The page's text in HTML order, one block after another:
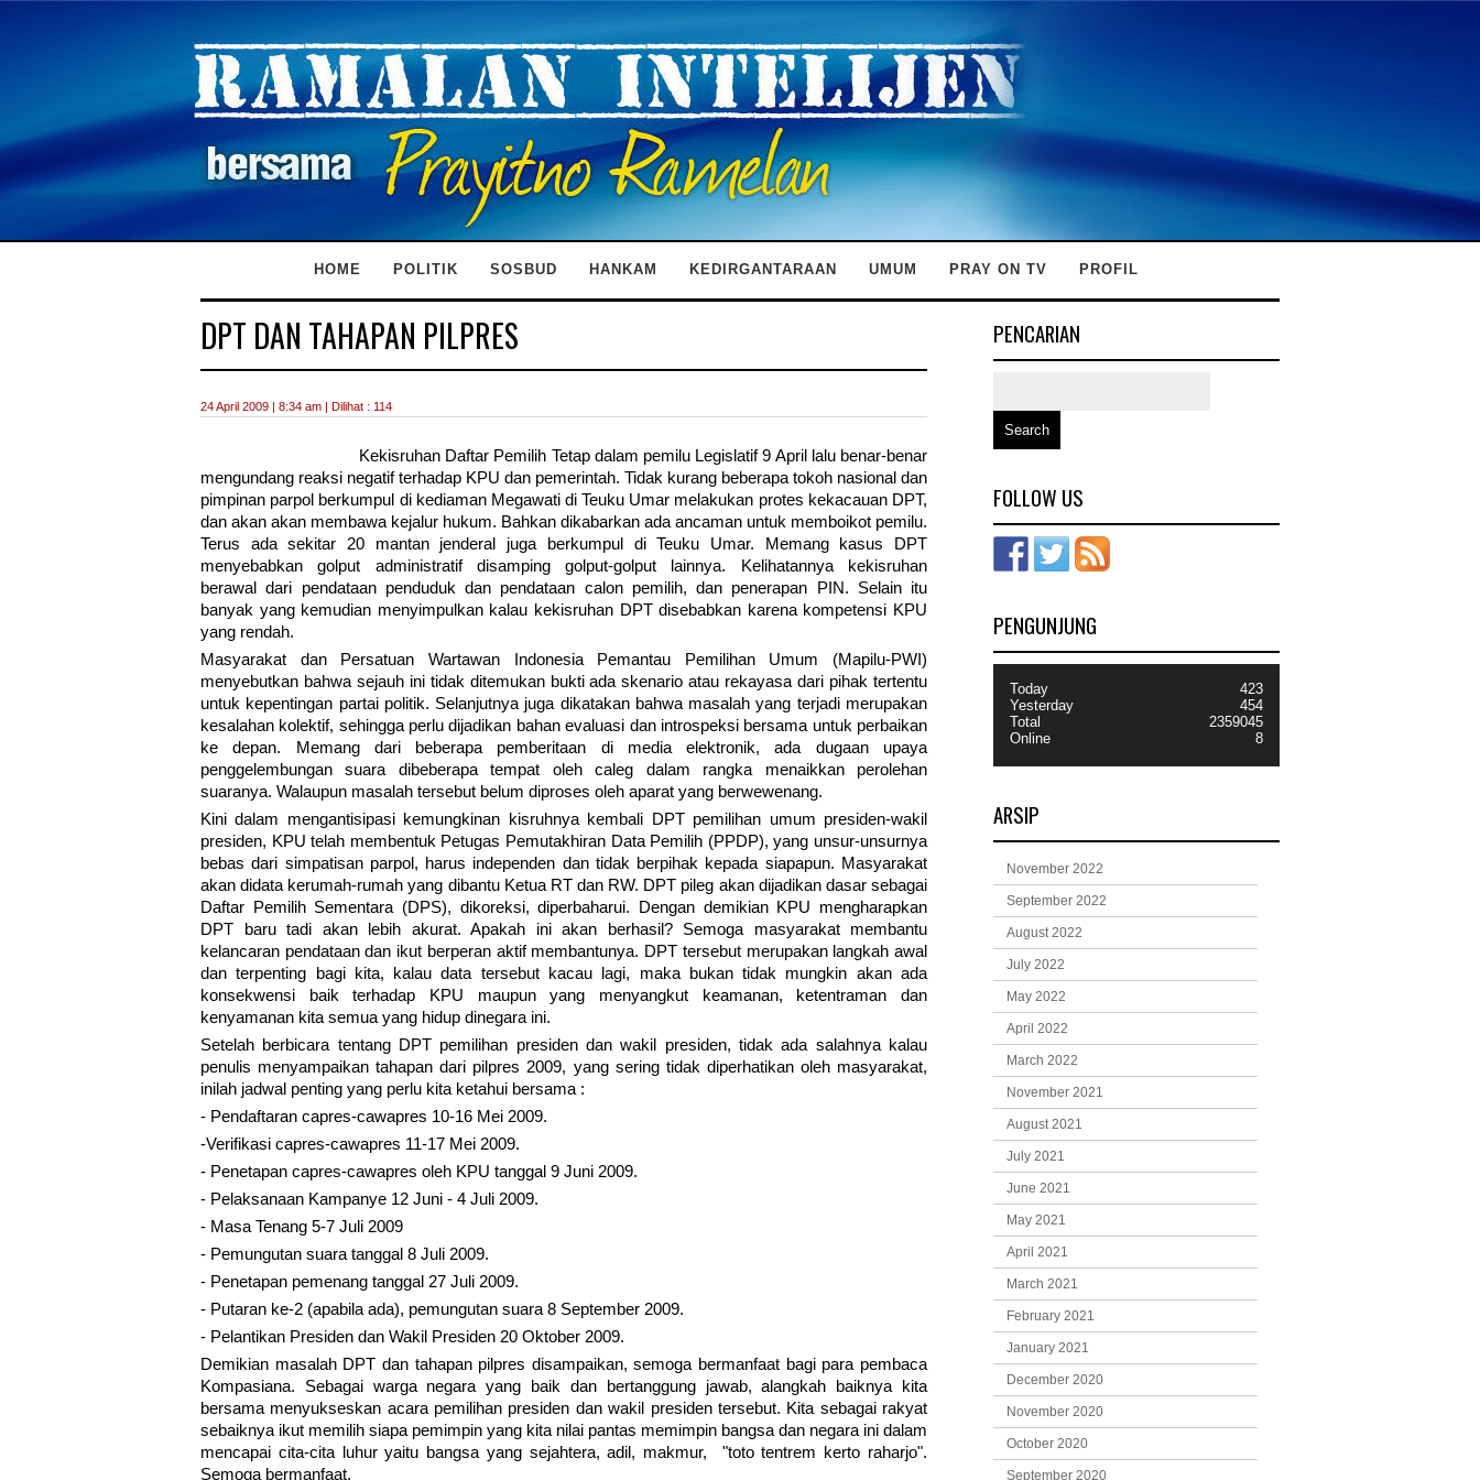
HOME POLITIK SOSBUD HANKAM KEDIRGANTARAAN UMUM PRAY ON TV PROFIL
DPT DAN TAHAPAN PILPRES
24 April 2009 | 8:34 am | Dilihat : 114
Kekisruhan Daftar Pemilih Tetap dalam pemilu Legislatif 9 April lalu benar-benar
mengundang reaksi negatif terhadap KPU dan pemerintah. Tidak kurang beberapa tokoh nasional dan
pimpinan parpol berkumpul di kediaman Megawati di Teuku Umar melakukan protes kekacauan DPT,
dan akan akan membawa kejalur hukum. Bahkan dikabarkan ada ancaman untuk memboikot pemilu.
Terus ada sekitar 20 mantan jenderal juga berkumpul di Teuku Umar. Memang kasus DPT
menyebabkan golput administratif disamping golput-golput lainnya. Kelihatannya kekisruhan
berawal dari pendataan penduduk dan pendataan calon pemilih, dan penerapan PIN. Selain itu
banyak yang kemudian menyimpulkan kalau kekisruhan DPT disebabkan karena kompetensi KPU
yang rendah.
Masyarakat dan Persatuan Wartawan Indonesia Pemantau Pemilihan Umum (Mapilu-PWI)
menyebutkan bahwa sejauh ini tidak ditemukan bukti ada skenario atau rekayasa dari pihak tertentu
untuk kepentingan partai politik. Selanjutnya juga dikatakan bahwa masalah yang terjadi merupakan
kesalahan kolektif, sehingga perlu dijadikan bahan evaluasi dan introspeksi bersama untuk perbaikan
ke depan. Memang dari beberapa pemberitaan di media elektronik, ada dugaan upaya
penggelembungan suara dibeberapa tempat oleh caleg dalam rangka menaikkan perolehan
suaranya. Walaupun masalah tersebut belum diproses oleh aparat yang berwewenang.
Kini dalam mengantisipasi kemungkinan kisruhnya kembali DPT pemilihan umum presiden-wakil
presiden, KPU telah membentuk Petugas Pemutakhiran Data Pemilih (PPDP), yang unsur-unsurnya
bebas dari simpatisan parpol, harus independen dan tidak berpihak kepada siapapun. Masyarakat
akan didata kerumah-rumah yang dibantu Ketua RT dan RW. DPT pileg akan dijadikan dasar sebagai
Daftar Pemilih Sementara (DPS), dikoreksi, diperbaharui. Dengan demikian KPU mengharapkan
DPT baru tadi akan lebih akurat. Apakah ini akan berhasil? Semoga masyarakat membantu
kelancaran pendataan dan ikut berperan aktif membantunya. DPT tersebut merupakan langkah awal
dan terpenting bagi kita, kalau data tersebut kacau lagi, maka bukan tidak mungkin akan ada
konsekwensi baik terhadap KPU maupun yang menyangkut keamanan, ketentraman dan
kenyamanan kita semua yang hidup dinegara ini.
Setelah berbicara tentang DPT pemilihan presiden dan wakil presiden, tidak ada salahnya kalau
penulis menyampaikan tahapan dari pilpres 2009, yang sering tidak diperhatikan oleh masyarakat,
inilah jadwal penting yang perlu kita ketahui bersama :
- Pendaftaran capres-cawapres 10-16 Mei 2009.
-Verifikasi capres-cawapres 11-17 Mei 2009.
- Penetapan capres-cawapres oleh KPU tanggal 9 Juni 2009.
- Pelaksanaan Kampanye 12 Juni - 4 Juli 2009.
- Masa Tenang 5-7 Juli 2009
- Pemungutan suara tanggal 8 Juli 2009.
- Penetapan pemenang tanggal 27 Juli 2009.
- Putaran ke-2 (apabila ada), pemungutan suara 8 September 2009.
- Pelantikan Presiden dan Wakil Presiden 20 Oktober 2009.
Demikian masalah DPT dan tahapan pilpres disampaikan, semoga bermanfaat bagi para pembaca
Kompasiana. Sebagai warga negara yang baik dan bertanggung jawab, alangkah baiknya kita
bersama menyukseskan acara pemilihan presiden dan wakil presiden tersebut. Kita sebagai rakyat
sebaiknya ikut memilih siapa pemimpin yang kita nilai pantas memimpin bangsa dan negara ini dalam
mencapai cita-cita luhur yaitu bangsa yang sejahtera, adil, makmur, "toto tentrem kerto raharjo".
Semoga bermanfaat.
PENCARIAN
FOLLOW US
PENGUNJUNG
Today
Yesterday
Total
Online
423
454
2359045
8
ARSIP
November 2022
September 2022
August 2022
July 2022
May 2022
April 2022
March 2022
November 2021
August 2021
July 2021
June 2021
May 2021
April 2021
March 2021
February 2021
January 2021
December 2020
November 2020
October 2020
September 2020